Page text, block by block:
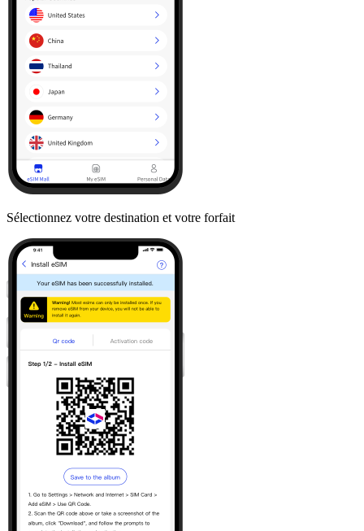
Sélectionnez votre destination et votre forfait